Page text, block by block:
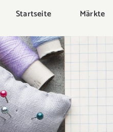
Startseite Märkte